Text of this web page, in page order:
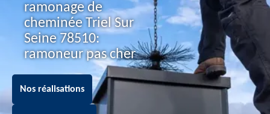
ramonage de
cheminée Triel Sur
Seine 78510:
ramoneur pas cher
Nos réalisations